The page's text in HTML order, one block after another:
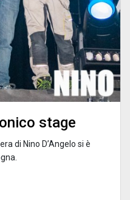
stage
di Nino D’Angelo si è